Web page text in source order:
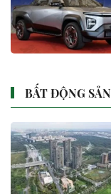
BẤT ĐỘNG SẢN